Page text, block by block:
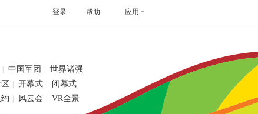
帮助 应用
登录
中国军团 世界诸强
开幕式 闭幕式
风云会 VR全景